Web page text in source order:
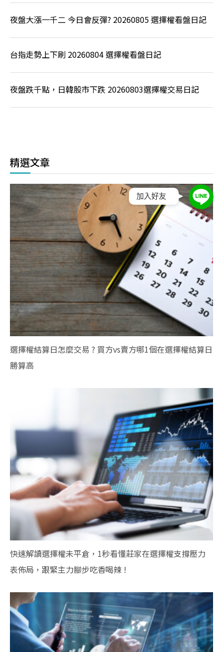
夜盤大漲一千二 今日會反彈? 20260805 選擇權看盤日記
台指走勢上下刷 20260804 選擇權看盤日記
夜盤跌千點，日韓股市下跌 20260803選擇權交易日記
精選文章
選擇權結算日怎麼交易 ? 買方vs賣方哪1個在選擇權結算日
勝算高
快速解讀選擇權未平倉，1秒看懂莊家在選擇權支撐壓力
表佈局，跟緊主力腳步吃香喝辣 !
加入好友